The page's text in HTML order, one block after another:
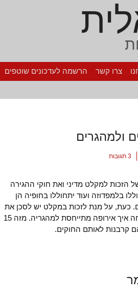
צרו קשר הרשמה לעדכונים שוטפים
ולמהגרים
3 תגובות
הזכות למקלט מדיני ואת חוקי ההגירה
בלמפדוזה ועוד יתחוללו בחופיה הן
כעת, על מנת לזכות במקלט יש לסכן את
החיים. הטרגדיות הן ההוכחה איך אירופה מתייחסת למהגריה. מזה 15
קרבנות לאותם החוקים.